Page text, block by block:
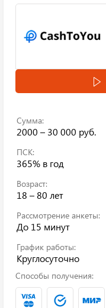
Сумма:
2000 – 30 000 руб.
ПСК:
365% в год
Возраст:
18 – 80 лет
Рассмотрение анкеты:
До 15 минут
График работы:
Круглосуточно
Способы получения: